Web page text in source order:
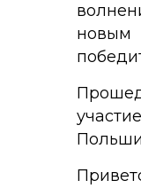
новым